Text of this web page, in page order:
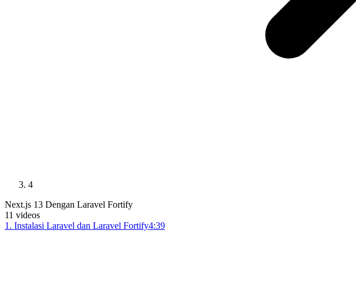
4
Next.js 13 Dengan Laravel Fortify
11 videos
1 . Instalasi Laravel dan Laravel Fortify4:39